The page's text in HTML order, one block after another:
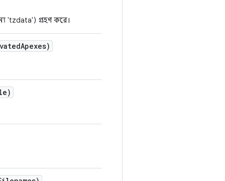
'tzdata') গ্রহণ করে।
Apexes)